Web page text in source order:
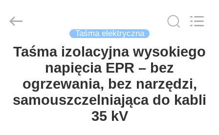
DOM
PRODUKTY
CO.,
Taśma elektryczna
Taśma izolacyjna wysokiego
napięcia EPR – bez
ogrzewania, bez narzędzi,
samouszczelniająca do kabli
35 kV